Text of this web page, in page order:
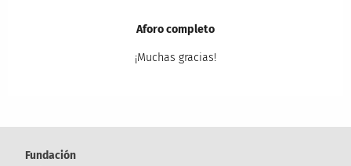
Aforo completo
¡Muchas gracias!
Fundación